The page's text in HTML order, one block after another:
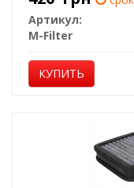
Артикул:
M-Filter
КУПИТЬ